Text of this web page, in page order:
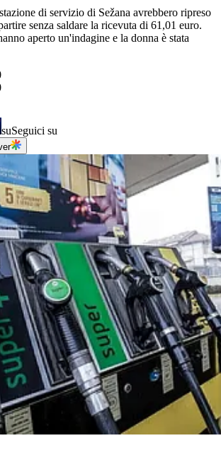
di servizio di Sežana avrebbero ripreso
senza saldare la ricevuta di 61,01 euro.
aperto un'indagine e la donna è stata
suSeguici su